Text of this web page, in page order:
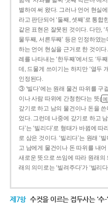
별하여 써 왔다. 그러나 언어 현실
라고 판단되어 ‘둘째, 셋째’로 통합
같은 표현은 잘못된 것이다. 다만, ‘
물두째, 서른두째’ 등은 인정하였
하는 언어 현실을 근거로 한 것이
례를 나타내는 ‘한두째’에서도 ‘두
데, 드물게 쓰이기는 하지만 ‘열두
인정된다.
③ ‘빌다’에는 원래 물건 따위를 구
이나 사람 따위에 간청한다는 뜻( 예
갚기로 하고 남의 물건이나 돈을
었다. 그런데 나중에 갚기로 하고
다’는 ‘빌리다’로 형태가 바뀜에 따
로 삼은 것이다. ‘빌리다’는 원래 ‘
고 남에게 물건이나 돈 따위를 내
새로운 뜻으로 쓰임에 따라 원래의
래의 의미로는 ‘빌려주다’가 ‘빌리
제7항 수컷을 이르는 접두사는 '수